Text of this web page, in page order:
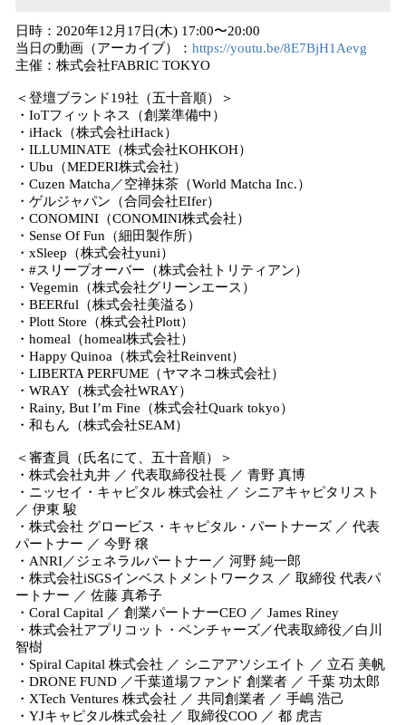
日時：2020年12月17日(木) 17:00〜20:00
当日の動画（アーカイブ）： https://youtu.be/8E7BjH1Aevg
主催：株式会社FABRIC TOKYO
＜登壇ブランド19社（五十音順）＞
・IoTフィットネス（創業準備中）
・iHack（株式会社iHack）
・ILLUMINATE（株式会社KOHKOH）
・Ubu（MEDERI株式会社）
・Cuzen Matcha／空禅抹茶（World Matcha Inc.）
・ゲルジャパン（合同会社EIfer）
・CONOMINI（CONOMINI株式会社）
・Sense Of Fun（細田製作所）
・xSleep（株式会社yuni）
・#スリープオーバー（株式会社トリティアン）
・Vegemin（株式会社グリーンエース）
・BEERful（株式会社美溢る）
・Plott Store（株式会社Plott）
・homeal（homeal株式会社）
・Happy Quinoa（株式会社Reinvent）
・LIBERTA PERFUME（ヤマネコ株式会社）
・WRAY（株式会社WRAY）
・Rainy, But I’m Fine（株式会社Quark tokyo）
・和もん（株式会社SEAM）
＜審査員（氏名にて、五十音順）＞
・株式会社丸井 ／ 代表取締役社長 ／ 青野 真博
・ニッセイ・キャピタル 株式会社 ／ シニアキャピタリスト
／ 伊東 駿
・株式会社 グロービス・キャピタル・パートナーズ ／ 代表
パートナー ／ 今野 穣
・ANRI／ジェネラルパートナー／ 河野 純一郎
・株式会社iSGSインベストメントワークス ／ 取締役 代表パ
ートナー ／ 佐藤 真希子
・Coral Capital ／ 創業パートナーCEO ／ James Riney
・株式会社アプリコット・ベンチャーズ／代表取締役／白川
智樹
・Spiral Capital 株式会社 ／ シニアアソシエイト ／ 立石 美帆
・DRONE FUND ／千葉道場ファンド 創業者 ／ 千葉 功太郎
・XTech Ventures 株式会社 ／ 共同創業者 ／ 手嶋 浩己
・YJキャピタル株式会社 ／ 取締役COO ／ 都 虎吉